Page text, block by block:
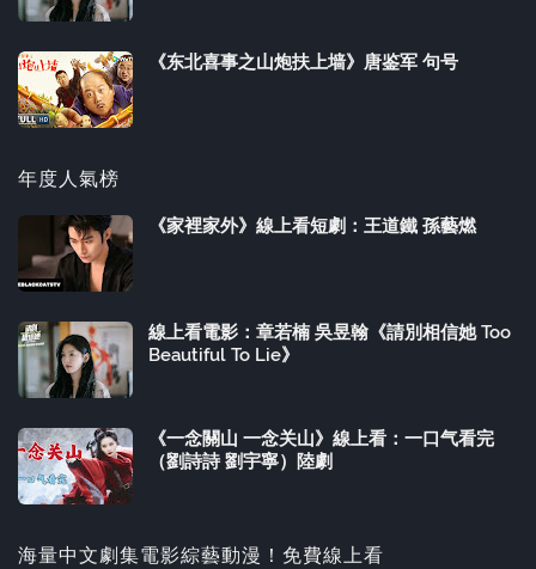
《东北喜事之山炮扶上墙》唐鉴军 句号
年度人氣榜
《家裡家外》線上看短劇：王道鐵 孫藝燃
線上看電影：章若楠 吳昱翰《請別相信她 Too
Beautiful To Lie》
《一念關山 一念关山》線上看：一口气看完
（劉詩詩 劉宇寧）陸劇
海量中文劇集電影綜藝動漫！免費線上看